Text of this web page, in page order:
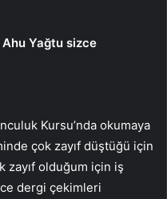
Yağtu sizce
Kursu’nda okumaya
çok zayıf düştüğü için
zayıf olduğum için iş
dergi çekimleri